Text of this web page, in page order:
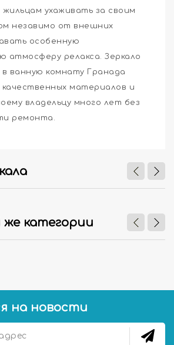
ухаживать за своим
незавимо от внешних
особенную
атмосферу релакса. Зеркало
в ванную комнату Гранада
качественных материалов и
владельцу много лет без
ремонта.
же категории
на новости